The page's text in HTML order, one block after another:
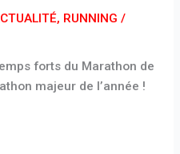
, RUNNING /
forts du Marathon de
majeur de l’année !